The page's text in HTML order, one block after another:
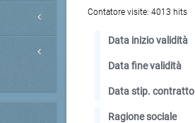
Contatore visite:4013 hits
Data inizio validità
Data fine validità
Data stip. contratto
Ragione sociale